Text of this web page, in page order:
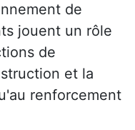
de
jouent un rôle
de
et la
renforcement